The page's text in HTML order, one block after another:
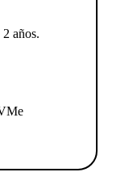
años.